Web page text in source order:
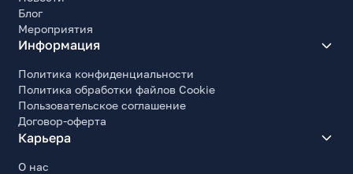
Блог
Мероприятия
Информация
Политика конфиденциальности
Политика обработки файлов Cookie
Пользовательское соглашение
Договор-оферта
Карьера
О нас